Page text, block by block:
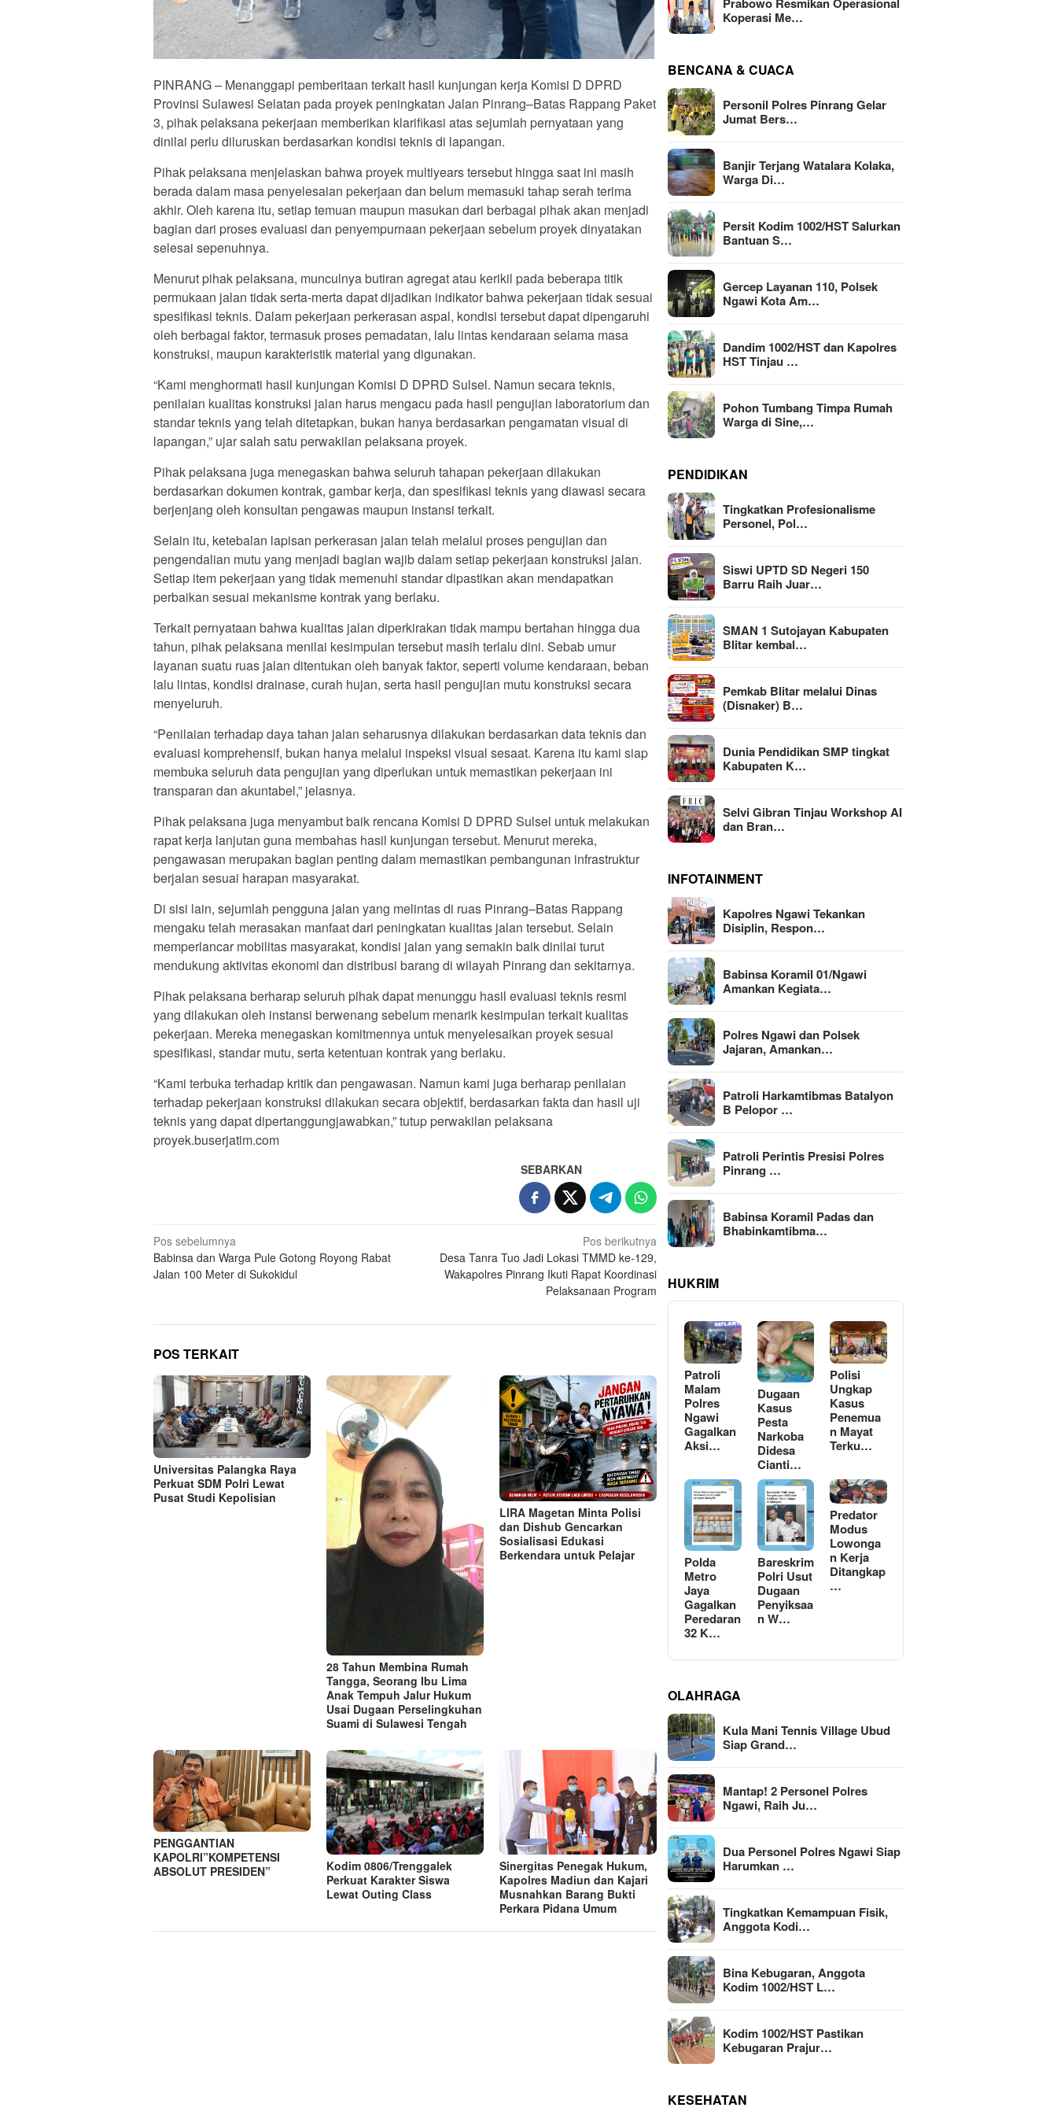
PINRANG – Menanggapi pemberitaan terkait hasil kunjungan kerja Komisi D DPRD
Provinsi Sulawesi Selatan pada proyek peningkatan Jalan Pinrang–Batas Rappang Paket
3, pihak pelaksana pekerjaan memberikan klarifikasi atas sejumlah pernyataan yang
dinilai perlu diluruskan berdasarkan kondisi teknis di lapangan.
Pihak pelaksana menjelaskan bahwa proyek multiyears tersebut hingga saat ini masih
berada dalam masa penyelesaian pekerjaan dan belum memasuki tahap serah terima
akhir. Oleh karena itu, setiap temuan maupun masukan dari berbagai pihak akan menjadi
bagian dari proses evaluasi dan penyempurnaan pekerjaan sebelum proyek dinyatakan
selesai sepenuhnya.
Menurut pihak pelaksana, munculnya butiran agregat atau kerikil pada beberapa titik
permukaan jalan tidak serta-merta dapat dijadikan indikator bahwa pekerjaan tidak sesuai
spesifikasi teknis. Dalam pekerjaan perkerasan aspal, kondisi tersebut dapat dipengaruhi
oleh berbagai faktor, termasuk proses pemadatan, lalu lintas kendaraan selama masa
konstruksi, maupun karakteristik material yang digunakan.
“Kami menghormati hasil kunjungan Komisi D DPRD Sulsel. Namun secara teknis,
penilaian kualitas konstruksi jalan harus mengacu pada hasil pengujian laboratorium dan
standar teknis yang telah ditetapkan, bukan hanya berdasarkan pengamatan visual di
lapangan,” ujar salah satu perwakilan pelaksana proyek.
Pihak pelaksana juga menegaskan bahwa seluruh tahapan pekerjaan dilakukan
berdasarkan dokumen kontrak, gambar kerja, dan spesifikasi teknis yang diawasi secara
berjenjang oleh konsultan pengawas maupun instansi terkait.
Selain itu, ketebalan lapisan perkerasan jalan telah melalui proses pengujian dan
pengendalian mutu yang menjadi bagian wajib dalam setiap pekerjaan konstruksi jalan.
Setiap item pekerjaan yang tidak memenuhi standar dipastikan akan mendapatkan
perbaikan sesuai mekanisme kontrak yang berlaku.
Terkait pernyataan bahwa kualitas jalan diperkirakan tidak mampu bertahan hingga dua
tahun, pihak pelaksana menilai kesimpulan tersebut masih terlalu dini. Sebab umur
layanan suatu ruas jalan ditentukan oleh banyak faktor, seperti volume kendaraan, beban
lalu lintas, kondisi drainase, curah hujan, serta hasil pengujian mutu konstruksi secara
menyeluruh.
“Penilaian terhadap daya tahan jalan seharusnya dilakukan berdasarkan data teknis dan
evaluasi komprehensif, bukan hanya melalui inspeksi visual sesaat. Karena itu kami siap
membuka seluruh data pengujian yang diperlukan untuk memastikan pekerjaan ini
transparan dan akuntabel,” jelasnya.
Pihak pelaksana juga menyambut baik rencana Komisi D DPRD Sulsel untuk melakukan
rapat kerja lanjutan guna membahas hasil kunjungan tersebut. Menurut mereka,
pengawasan merupakan bagian penting dalam memastikan pembangunan infrastruktur
berjalan sesuai harapan masyarakat.
Di sisi lain, sejumlah pengguna jalan yang melintas di ruas Pinrang–Batas Rappang
mengaku telah merasakan manfaat dari peningkatan kualitas jalan tersebut. Selain
memperlancar mobilitas masyarakat, kondisi jalan yang semakin baik dinilai turut
mendukung aktivitas ekonomi dan distribusi barang di wilayah Pinrang dan sekitarnya.
Pihak pelaksana berharap seluruh pihak dapat menunggu hasil evaluasi teknis resmi
yang dilakukan oleh instansi berwenang sebelum menarik kesimpulan terkait kualitas
pekerjaan. Mereka menegaskan komitmennya untuk menyelesaikan proyek sesuai
spesifikasi, standar mutu, serta ketentuan kontrak yang berlaku.
“Kami terbuka terhadap kritik dan pengawasan. Namun kami juga berharap penilaian
terhadap pekerjaan konstruksi dilakukan secara objektif, berdasarkan fakta dan hasil uji
teknis yang dapat dipertanggungjawabkan,” tutup perwakilan pelaksana
proyek.buserjatim.com
SEBARKAN
Navigasi
pos
Pos sebelumnya
Babinsa dan Warga Pule Gotong Royong Rabat
Jalan 100 Meter di Sukokidul
Pos berikutnya
Desa Tanra Tuo Jadi Lokasi TMMD ke-129,
Wakapolres Pinrang Ikuti Rapat Koordinasi
Pelaksanaan Program
POS TERKAIT
Universitas Palangka Raya
Perkuat SDM Polri Lewat
Pusat Studi Kepolisian
28 Tahun Membina Rumah
Tangga, Seorang Ibu Lima
Anak Tempuh Jalur Hukum
Usai Dugaan Perselingkuhan
Suami di Sulawesi Tengah
LIRA Magetan Minta Polisi
dan Dishub Gencarkan
Sosialisasi Edukasi
Berkendara untuk Pelajar
PENGGANTIAN
KAPOLRI”KOMPETENSI
ABSOLUT PRESIDEN”
Kodim 0806/Trenggalek
Perkuat Karakter Siswa
Lewat Outing Class
Sinergitas Penegak Hukum,
Kapolres Madiun dan Kajari
Musnahkan Barang Bukti
Perkara Pidana Umum
Koperasi Me…
BENCANA & CUACA
Personil Polres Pinrang Gelar
Jumat Bers…
Banjir Terjang Watalara Kolaka,
Warga Di…
Persit Kodim 1002/HST Salurkan
Bantuan S…
Gercep Layanan 110, Polsek
Ngawi Kota Am…
Dandim 1002/HST dan Kapolres
HST Tinjau …
Pohon Tumbang Timpa Rumah
Warga di Sine,…
PENDIDIKAN
Tingkatkan Profesionalisme
Personel, Pol…
Siswi UPTD SD Negeri 150
Barru Raih Juar…
SMAN 1 Sutojayan Kabupaten
Blitar kembal…
Pemkab Blitar melalui Dinas
(Disnaker) B…
Dunia Pendidikan SMP tingkat
Kabupaten K…
Selvi Gibran Tinjau Workshop AI
dan Bran…
INFOTAINMENT
Kapolres Ngawi Tekankan
Disiplin, Respon…
Babinsa Koramil 01/Ngawi
Amankan Kegiata…
Polres Ngawi dan Polsek
Jajaran, Amankan…
Patroli Harkamtibmas Batalyon
B Pelopor …
Patroli Perintis Presisi Polres
Pinrang …
Babinsa Koramil Padas dan
Bhabinkamtibma…
HUKRIM
Patroli
Malam
Polres
Ngawi
Gagalkan
Aksi…
Dugaan
Kasus
Pesta
Narkoba
Didesa
Cianti…
Polisi
Ungkap
Kasus
Penemua
n Mayat
Terku…
Polda
Metro
Jaya
Gagalkan
Peredaran
32 K…
Bareskrim
Polri Usut
Dugaan
Penyiksaa
n W…
Predator
Modus
Lowonga
n Kerja
Ditangkap
…
OLAHRAGA
Kula Mani Tennis Village Ubud
Siap Grand…
Mantap! 2 Personel Polres
Ngawi, Raih Ju…
Dua Personel Polres Ngawi Siap
Harumkan …
Tingkatkan Kemampuan Fisik,
Anggota Kodi…
Bina Kebugaran, Anggota
Kodim 1002/HST L…
Kodim 1002/HST Pastikan
Kebugaran Prajur…
KESEHATAN